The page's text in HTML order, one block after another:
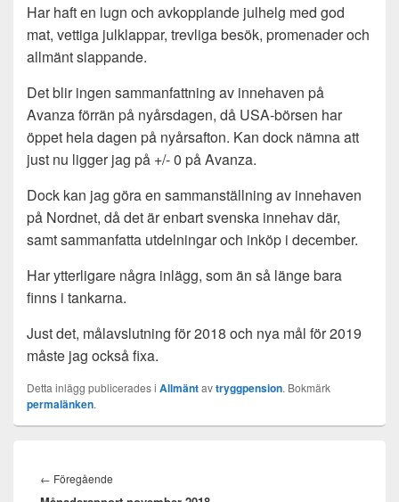
Har haft en lugn och avkopplande julhelg med god
mat, vettiga julklappar, trevliga besök, promenader och
allmänt slappande.
Det blir ingen sammanfattning av innehaven på
Avanza förrän på nyårsdagen, då USA-börsen har
öppet hela dagen på nyårsafton. Kan dock nämna att
just nu ligger jag på +/- 0 på Avanza.
Dock kan jag göra en sammanställning av innehaven
på Nordnet, då det är enbart svenska innehav där,
samt sammanfatta utdelningar och inköp i december.
Har ytterligare några inlägg, som än så länge bara
finns i tankarna.
Just det, målavslutning för 2018 och nya mål för 2019
måste jag också fixa.
Detta inlägg publicerades i Allmäntavtryggpension. Bokmärk
permalänken.
← Föregående